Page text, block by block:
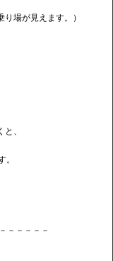
場が見えます。）
、
－－－－－